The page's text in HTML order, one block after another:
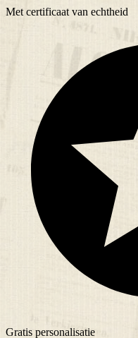
Met certificaat van echtheid
Gratis personalisatie